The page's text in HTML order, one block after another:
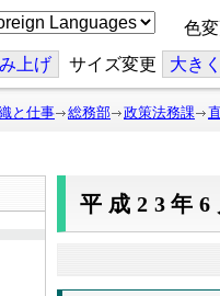
色
上げ サイズ変更 大き
と仕事 総務部 政策法務課
平成23年